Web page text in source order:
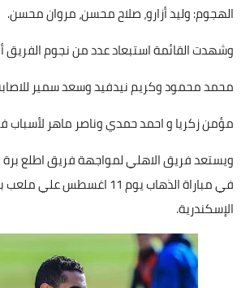
بداية tv
حوادث
الهجوم: وليد أزارو، صلاح محسن، مروان محسن.
وشهدت القائمة استبعاد عدد من نجوم الفريق
محمد محمود وكريم نيدفيد وسعد سمير
مؤمن زكريا و احمد حمدي وناصر ماهر لأسباب
ويستعد فريق الاهلي لمواجهة فريق اطلع
في مباراة الذهاب يوم 11 اغسطس
الإسكندرية.